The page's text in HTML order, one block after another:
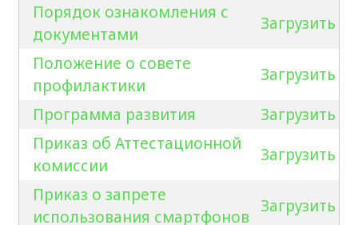
Порядок ознакомления с
документами
Загрузить
Положение о совете
профилактики
Загрузить
Программа развития
Загрузить
Приказ об Аттестационной
комиссии
Загрузить
Приказ о запрете
использования смартфонов
Загрузить